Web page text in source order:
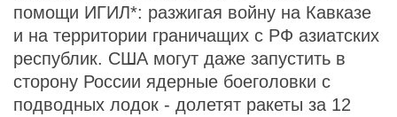
помощи ИГИЛ*: разжигая войну на Кавказе
и на территории граничащих с РФ азиатских
республик. США могут даже запустить в
сторону России ядерные боеголовки с
подводных лодок - долетят ракеты за 12